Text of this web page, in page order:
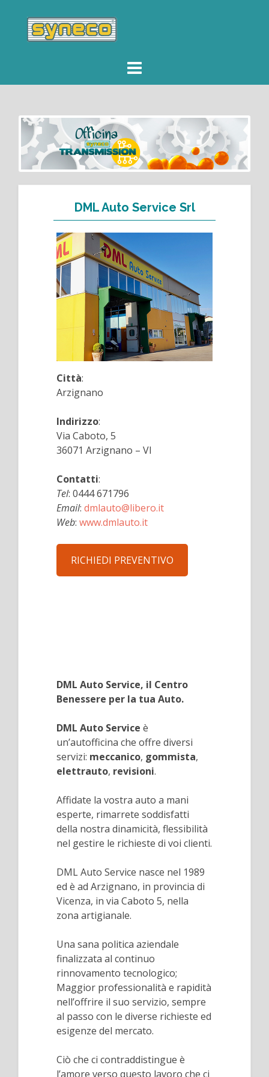
DML Auto Service Srl
Città:
Arzignano
Indirizzo:
Via Caboto, 5
36071 Arzignano – VI
Contatti:
Tel: 0444 671796
Email:dmlauto@libero.it
Web:www.dmlauto.it
RICHIEDI PREVENTIVO
DML Auto Service, il Centro
Benessere per la tua Auto.
DML Auto Service è
un’autofficina che offre diversi
servizi: meccanico, gommista,
elettrauto, revisioni.
Affidate la vostra auto a mani
esperte, rimarrete soddisfatti
della nostra dinamicità, flessibilità
nel gestire le richieste di voi clienti.
DML Auto Service nasce nel 1989
ed è ad Arzignano, in provincia di
Vicenza, in via Caboto 5, nella
zona artigianale.
Una sana politica aziendale
finalizzata al continuo
rinnovamento tecnologico;
Maggior professionalità e rapidità
nell’offrire il suo servizio, sempre
al passo con le diverse richieste ed
esigenze del mercato.
Ciò che ci contraddistingue è
l’amore verso questo lavoro che ci